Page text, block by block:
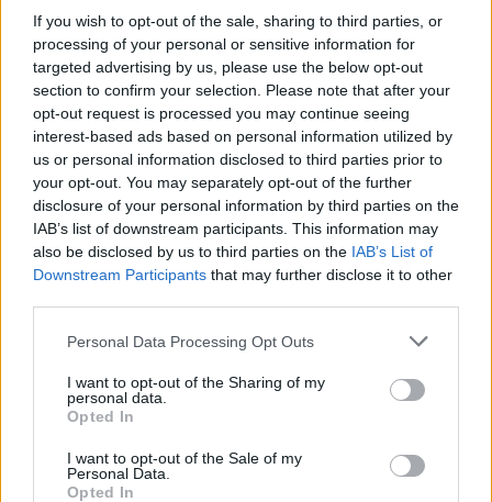
If you wish to opt-out of the sale, sharing to third parties, or
processing of your personal or sensitive information for
targeted advertising by us, please use the below opt-out
section to confirm your selection. Please note that after your
opt-out request is processed you may continue seeing
interest-based ads based on personal information utilized by
us or personal information disclosed to third parties prior to
your opt-out. You may separately opt-out of the further
disclosure of your personal information by third parties on the
IAB’s list of downstream participants. This information may
also be disclosed by us to third parties on the IAB’s List of
Downstream Participants that may further disclose it to other
Please note that this website/app uses one or more Google
not limited to your visit or usage behaviour. You may click to
grant or deny consent to Google and its third-party tags to
use your data for below specified purposes in below Google
consent section.
Personal Data Processing Opt Outs
I want to opt-out of the Sharing of my
personal data.
Opted In
I want to opt-out of the Sale of my
Personal Data.
Opted In
Hogy tetszik az ötlet? Ti hozzáadjátok a játékot a
kívánságlistátokhoz?
SMASH by Meló-Diák: Homok, zene és a nyár legjobb
hangulata – Jön a második forduló! (X)
Július végén folytatódik a balatoni strandröplabda-
entertainment